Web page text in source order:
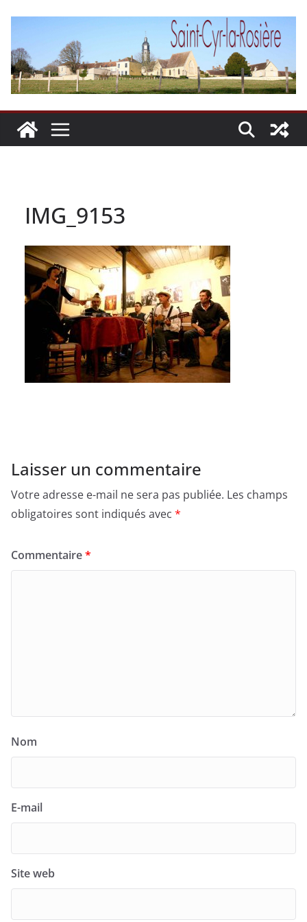
contenu
IMG_9153
Laisser un commentaire
Votre adresse e-mail ne sera pas publiée. Les champs
obligatoires sont indiqués avec *
Commentaire*
Nom
E-mail
Site web